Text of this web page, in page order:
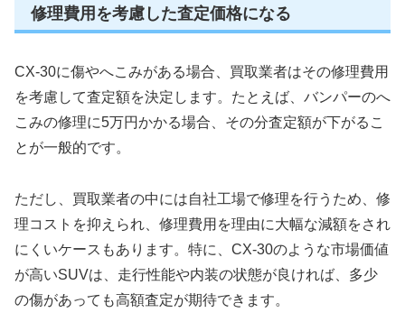
修理費用を考慮した査定価格になる
CX-30に傷やへこみがある場合、買取業者はその修理費用
を考慮して査定額を決定します。たとえば、バンパーのへ
こみの修理に5万円かかる場合、その分査定額が下がるこ
とが一般的です。
ただし、買取業者の中には自社工場で修理を行うため、修
理コストを抑えられ、修理費用を理由に大幅な減額をされ
にくいケースもあります。特に、CX-30のような市場価値
が高いSUVは、走行性能や内装の状態が良ければ、多少
の傷があっても高額査定が期待できます。